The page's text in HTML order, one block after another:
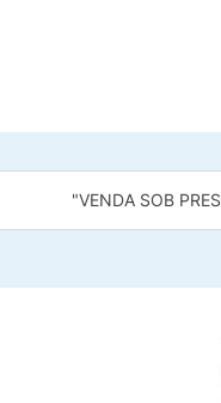
"VENDA SOB